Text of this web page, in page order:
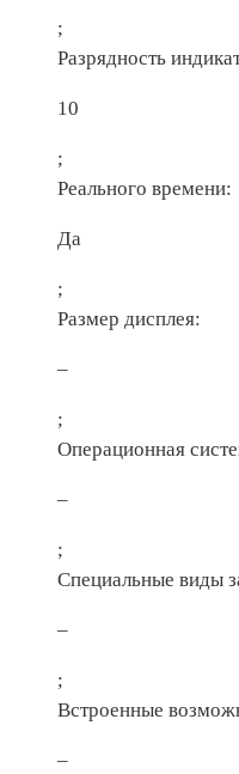
;
Разрядность
10
;
Реального времени:
Да
;
Размер дисплея:
–
;
Операционная
–
;
Специальные виды
–
;
Встроенные
–